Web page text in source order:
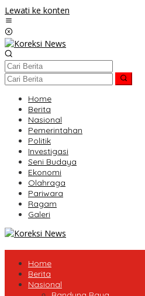
Lewati ke konten
Home
Berita
Nasional
Pemerintahan
Politik
Investigasi
Seni Budaya
Ekonomi
Olahraga
Pariwara
Ragam
Galeri
Home
Berita
Nasional